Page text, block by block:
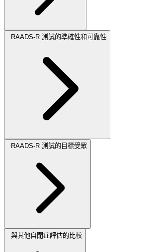
RAADS-R 測試的準確性和可靠性
RAADS-R 測試的目標受眾
與其他自閉症評估的比較